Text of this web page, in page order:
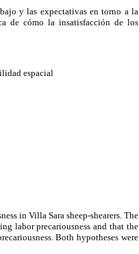
y las expectativas en torno a la
de cómo la insatisfacción de los
espacial
in Villa Sara sheep-shearers. The
labor precariousness and that the
Both hypotheses were